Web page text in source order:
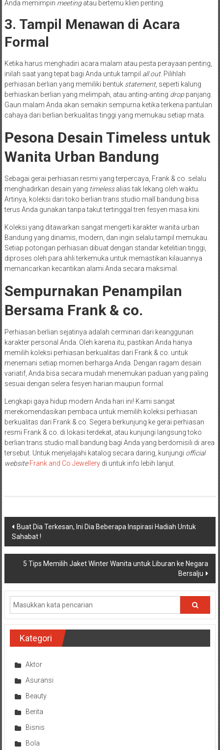
Anda memimpin meetingatau bertemu klien penting.
3. Tampil Menawan di Acara
Formal
Ketika harus menghadiri acara malam atau pesta perayaan penting,
inilah saat yang tepat bagi Anda untuk tampil all out. Pilihlah
perhiasan berlian yang memiliki bentuk statement, seperti kalung
berhiaskan berlian yang melimpah, atau anting-anting droppanjang.
Gaun malam Anda akan semakin sempurna ketika terkena pantulan
cahaya dari berlian berkualitas tinggi yang memukau setiap mata.
Pesona Desain Timeless untuk
Wanita Urban Bandung
Sebagai gerai perhiasan resmi yang terpercaya, Frank & co. selalu
menghadirkan desain yang timelessalias tak lekang oleh waktu.
Artinya, koleksi dari toko berlian trans studio mall bandung bisa
terus Anda gunakan tanpa takut tertinggal tren fesyen masa kini.
Koleksi yang ditawarkan sangat mengerti karakter wanita urban
Bandung yang dinamis, modern, dan ingin selalu tampil memukau.
Setiap potongan perhiasan dibuat dengan standar ketelitian tinggi,
diproses oleh para ahli terkemuka untuk memastikan kilauannya
memancarkan kecantikan alami Anda secara maksimal.
Sempurnakan Penampilan
Bersama Frank & co.
Perhiasan berlian sejatinya adalah cerminan dari keanggunan
karakter personal Anda. Oleh karena itu, pastikan Anda hanya
memilih koleksi perhiasan berkualitas dari Frank & co. untuk
menemani setiap momen berharga Anda. Dengan ragam desain
variatif, Anda bisa secara mudah menemukan paduan yang paling
sesuai dengan selera fesyen harian maupun formal.
Lengkapi gaya hidup modern Anda hari ini! Kami sangat
merekomendasikan pembaca untuk memilih koleksi perhiasan
berkualitas dari Frank & co. Segera berkunjung ke gerai perhiasan
resmi Frank & co. di lokasi terdekat, atau kunjungi langsung toko
berlian trans studio mall bandung bagi Anda yang berdomisili di area
tersebut. Untuk menjelajahi katalog secara daring, kunjungi official
website Frank and Co Jewellerydi untuk info lebih lanjut.
Navigasi
pos
Buat Dia Terkesan, Ini Dia Beberapa Inspirasi Hadiah Untuk
Sahabat !
5 Tips Memilih Jaket Winter Wanita untuk Liburan ke Negara
Bersalju
Kategori
Aktor
Asuransi
Beauty
Berita
Bisnis
Bola